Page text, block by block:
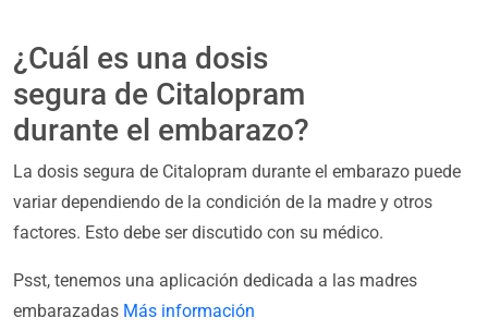
¿Cuál es una dosis
segura de Citalopram
durante el embarazo?
La dosis segura de Citalopram durante el embarazo puede
variar dependiendo de la condición de la madre y otros
factores. Esto debe ser discutido con su médico.
Psst, tenemos una aplicación dedicada a las madres
embarazadas Más información